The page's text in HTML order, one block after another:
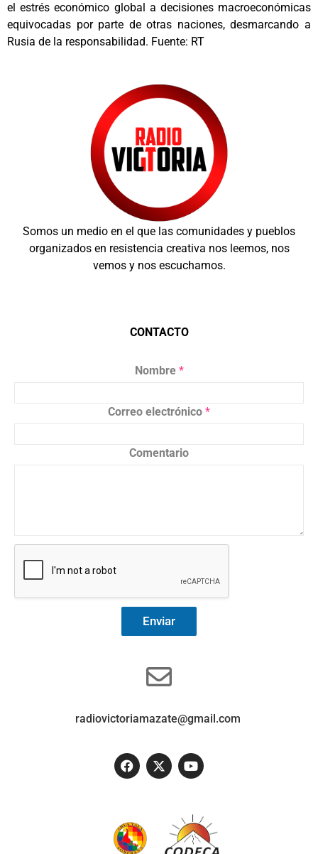
el estrés económico global a decisiones macroeconómicas
equivocadas por parte de otras naciones, desmarcando a
Rusia de la responsabilidad. Fuente: RT
Somos un medio en el que las comunidades y pueblos
organizados en resistencia creativa nos leemos, nos
vemos y nos escuchamos.
CONTACTO
Nombre *
Correo electrónico *
Comentario
Enviar
radiovictoriamazate@gmail.com